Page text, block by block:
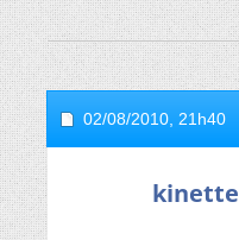
02/08/2010, 21h40
kinette